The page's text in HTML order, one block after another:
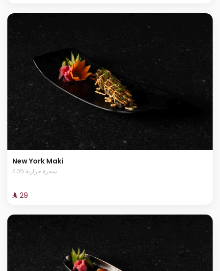
New York Maki
405 سعرة حرارية
⁨⁦‪‬ 29⁩